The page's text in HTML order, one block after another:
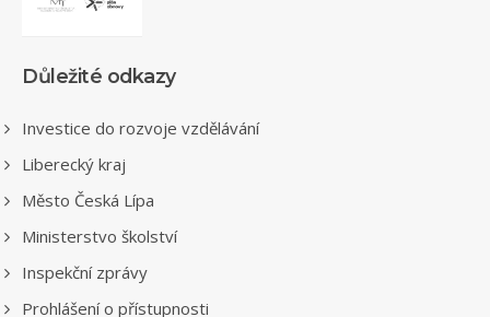
Důležité odkazy
Investice do rozvoje vzdělávání
Liberecký kraj
Město Česká Lípa
Ministerstvo školství
Inspekční zprávy
Prohlášení o přístupnosti